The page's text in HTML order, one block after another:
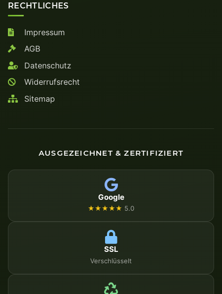
RECHTLICHES
Impressum
AGB
Datenschutz
Widerrufsrecht
Sitemap
AUSGEZEICHNET & ZERTIFIZIERT
Google
★★★★★ 5.0
SSL
Verschlüsselt